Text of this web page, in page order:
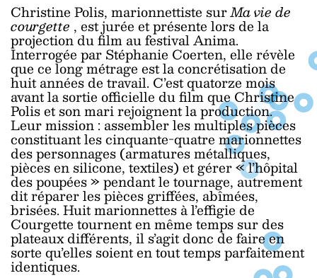
Christine Polis, marionnettiste surMa vie de
courgette , est jurée et présente lors de la
projection du film au festival Anima.
Interrogée par Stéphanie Coerten, elle révèle
que ce long métrage est la concrétisation de
huit années de travail. C’est quatorze mois
avant la sortie officielle du film que Christine
Polis et son mari rejoignent la production.
Leur mission : assembler les multiples pièces
constituant les cinquante-quatre marionnettes
des personnages (armatures métalliques,
pièces en silicone, textiles) et gérer « l’hôpital
des poupées » pendant le tournage, autrement
dit réparer les pièces griffées, abîmées,
brisées. Huit marionnettes à l’effigie de
Courgette tournent en même temps sur des
plateaux différents, il s’agit donc de faire en
sorte qu’elles soient en tout temps parfaitement
identiques.